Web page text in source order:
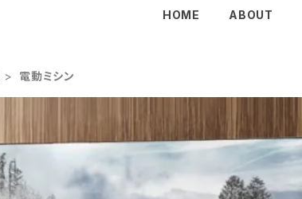
HOME ABOUT
電動ミシン